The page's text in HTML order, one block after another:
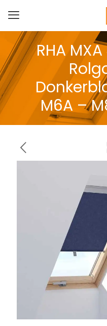
RHA
M6A –